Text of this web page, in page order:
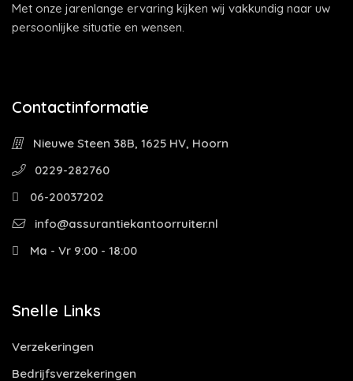
Met onze jarenlange ervaring kijken wij vakkundig naar uw
persoonlijke situatie en wensen.
Contactinformatie
Nieuwe Steen 38B, 1625 HV, Hoorn
0229-282760
06-20037202
info@assurantiekantoorruiter.nl
Ma - Vr 9:00 - 18:00
Snelle Links
Verzekeringen
Bedrijfsverzekeringen